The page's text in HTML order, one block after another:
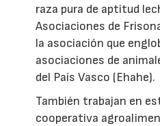
raza pura de aptitud
Asociaciones de
la asociación que
asociaciones de
del País Vasco (Ehahe).
También trabajan en
cooperativa